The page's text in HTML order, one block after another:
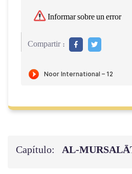
Informar sobre un error
Compartir :
Capítulo: